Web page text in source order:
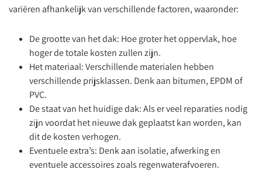
variëren afhankelijk van verschillende factoren, waaronder:
De grootte van het dak: Hoe groter het oppervlak, hoe
hoger de totale kosten zullen zijn.
Het materiaal: Verschillende materialen hebben
verschillende prijsklassen. Denk aan bitumen, EPDM of
PVC.
De staat van het huidige dak: Als er veel reparaties nodig
zijn voordat het nieuwe dak geplaatst kan worden, kan
dit de kosten verhogen.
Eventuele extra’s: Denk aan isolatie, afwerking en
eventuele accessoires zoals regenwaterafvoeren.